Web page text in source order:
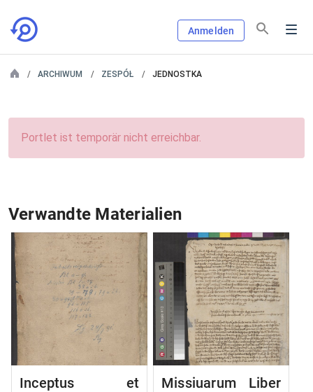
Anmelden
ARCHIWUM ZESPÓŁ JEDNOSTKA
Portlet ist temporär nicht erreichbar.
Verwandte Materialien
Inceptus et
Missiuarum Liber